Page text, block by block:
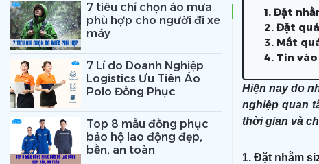
7 tiêu chí chọn áo mưa
phù hợp cho người đi xe
máy
7 Lí do Doanh Nghiệp
Logistics Ưu Tiên Áo
Polo Đồng Phục
Top 8 mẫu đồng phục
bảo hộ lao động đẹp,
bền, an toàn
1. Đặt
2. Đặt
3. Mất
4. Tin
Hiện nay do
nghiệp quan
thời gian và
1. Đặt nhằm